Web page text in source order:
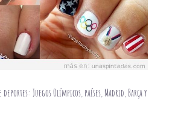
Juegos Olímpicos, países, Madrid, Barça y